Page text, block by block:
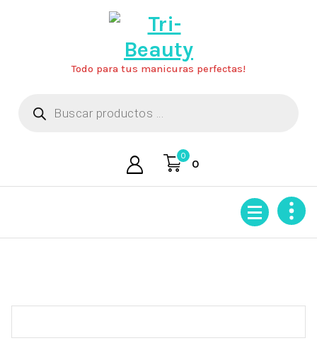
Todo para tus manicuras perfectas!
productos
0
0